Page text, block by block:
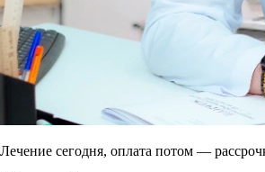
Лечение сегодня, оплата потом —